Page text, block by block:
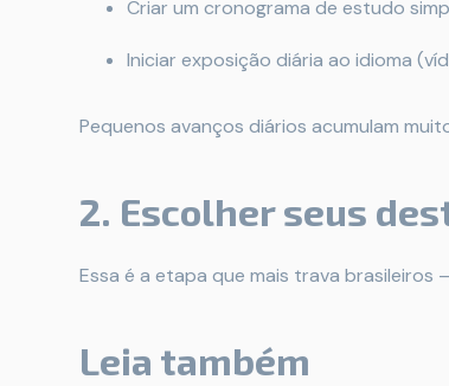
Criar um cronograma de estudo
Iniciar exposição diária ao idioma
Pequenos avanços diários acumulam
2. Escolher seus
Essa é a etapa que mais trava brasileiros
Leia também